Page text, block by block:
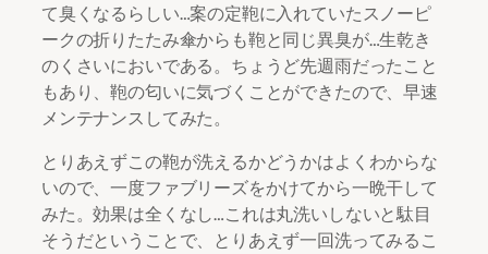
て臭くなるらしい…案の定鞄に入れていたスノーピ
ークの折りたたみ傘からも鞄と同じ異臭が…生乾き
のくさいにおいである。ちょうど先週雨だったこと
もあり、鞄の匂いに気づくことができたので、早速
メンテナンスしてみた。
とりあえずこの鞄が洗えるかどうかはよくわからな
いので、一度ファブリーズをかけてから一晩干して
みた。効果は全くなし…これは丸洗いしないと駄目
そうだということで、とりあえず一回洗ってみるこ